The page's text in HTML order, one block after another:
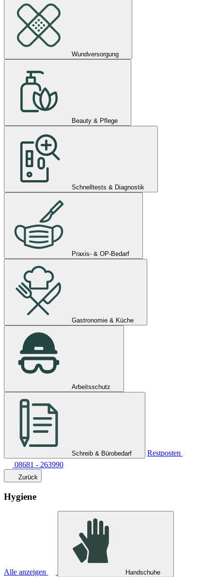
Wundversorgung
Beauty & Pflege
Schnelltests & Diagnostik
Praxis- & OP-Bedarf
Gastronomie & Küche
Arbeitsschutz
Schreib & Bürobedarf
Restposten
08681 - 263990
Zurück
Hygiene
Alle anzeigen Handschuhe